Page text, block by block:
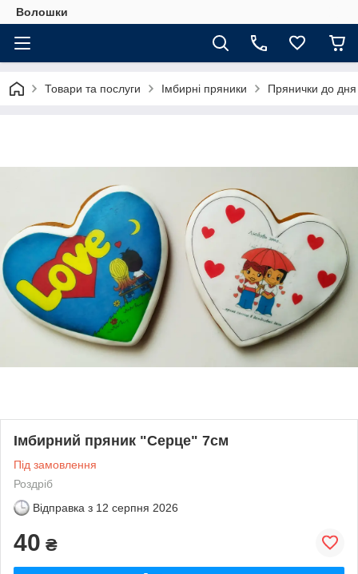
Волошки
Товари та послуги Імбирні пряники Прянички до
Імбирний пряник "Серце" 7см
Під замовлення
Роздріб
Відправка з 12 серпня 2026
40 ₴